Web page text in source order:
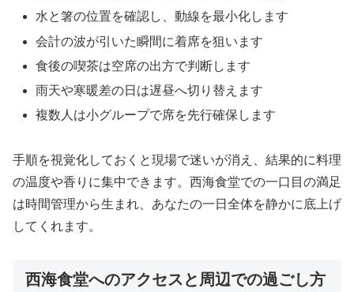
水と箸の位置を確認し、動線を最小化します
会計の波が引いた瞬間に着席を狙います
食後の喫茶は空席の出方で判断します
雨天や寒暖差の日は遅昼へ切り替えます
複数人は小グループで席を先行確保します
手順を視覚化しておくと現場で迷いが消え、結果的に料理
の温度や香りに集中できます。西海食堂での一口目の満足
は時間管理から生まれ、あなたの一日全体を静かに底上げ
してくれます。
西海食堂へのアクセスと周辺での過ごし方